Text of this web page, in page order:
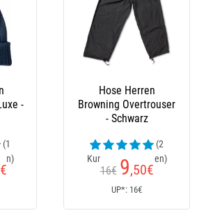
Herren-Sweatshirt
Sensas Hoody -
Kundenrezensionen)
Club